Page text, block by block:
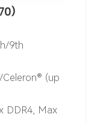
）
9th
(up
DDR4, Max